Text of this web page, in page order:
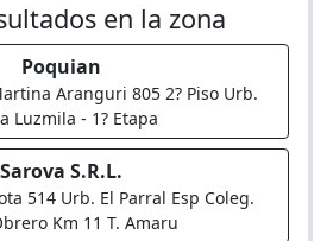
en la zona
Poquian
Aranguri 805 2? Piso Urb.
Luzmila - 1? Etapa
Sarova S.R.L.
514 Urb. El Parral Esp Coleg.
Km 11 T. Amaru